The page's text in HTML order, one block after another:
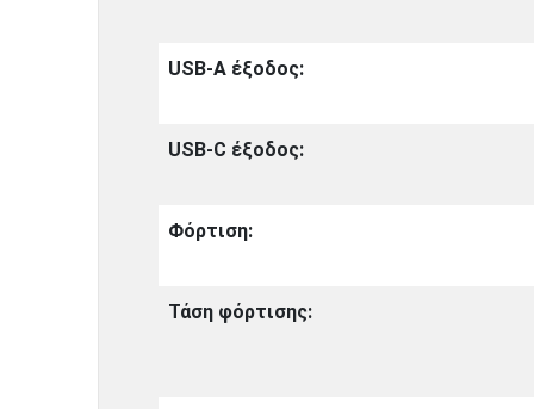
USB-A έξοδος:
USB-C έξοδος:
Φόρτιση:
Τάση φόρτισης: